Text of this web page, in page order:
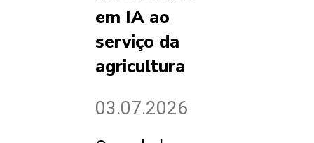
em IA ao
serviço da
agricultura
03.07.2026